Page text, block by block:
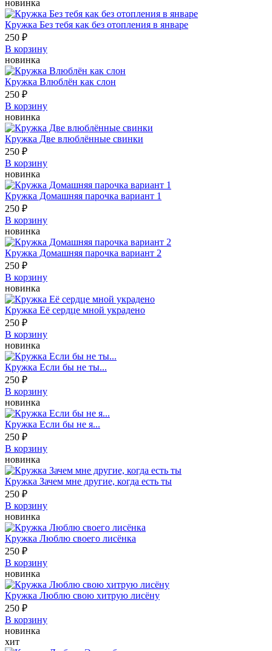
новинка
Кружка Без тебя как без отопления в январе
250 ₽
В корзину
новинка
Кружка Влюблён как слон
250 ₽
В корзину
новинка
Кружка Две влюблённые свинки
250 ₽
В корзину
новинка
Кружка Домашняя парочка вариант 1
250 ₽
В корзину
новинка
Кружка Домашняя парочка вариант 2
250 ₽
В корзину
новинка
Кружка Её сердце мной украдено
250 ₽
В корзину
новинка
Кружка Если бы не ты...
250 ₽
В корзину
новинка
Кружка Если бы не я...
250 ₽
В корзину
новинка
Кружка Зачем мне другие, когда есть ты
250 ₽
В корзину
новинка
Кружка Люблю своего лисёнка
250 ₽
В корзину
новинка
Кружка Люблю свою хитрую лисёну
250 ₽
В корзину
новинка
хит